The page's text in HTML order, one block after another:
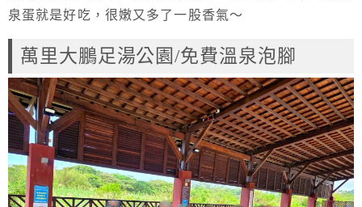
泉蛋就是好吃，很嫩又多了一股香氣～
萬里大鵬足湯公園/免費溫泉泡腳